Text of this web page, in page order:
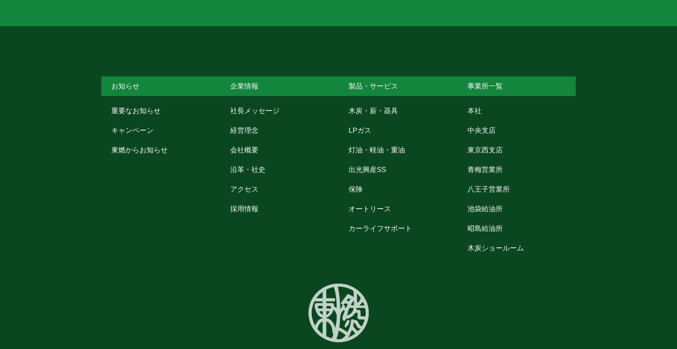
お知らせ
重要なお知らせ
キャンペーン
東燃からお知らせ
企業情報
社長メッセージ
経営理念
会社概要
沿革・社史
アクセス
採用情報
製品・サービス
木炭・薪・器具
LPガス
灯油・軽油・重油
出光興産SS
保険
オートリース
カーライフサポート
事業所一覧
本社
中央支店
東京西支店
青梅営業所
八王子営業所
池袋給油所
昭島給油所
木炭ショールーム